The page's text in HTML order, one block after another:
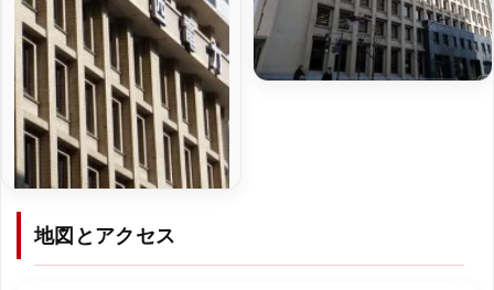
地図とアクセス